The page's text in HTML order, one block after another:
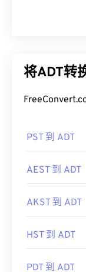
将ADT转
PST 到 ADT
AEST 到 ADT
AKST 到 ADT
HST 到 ADT
PDT 到 ADT